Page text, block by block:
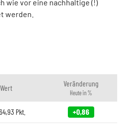
wie vor eine nachhaltige (!)
werden.
Wert Veränderung
Heute in %
Pkt. +0,86